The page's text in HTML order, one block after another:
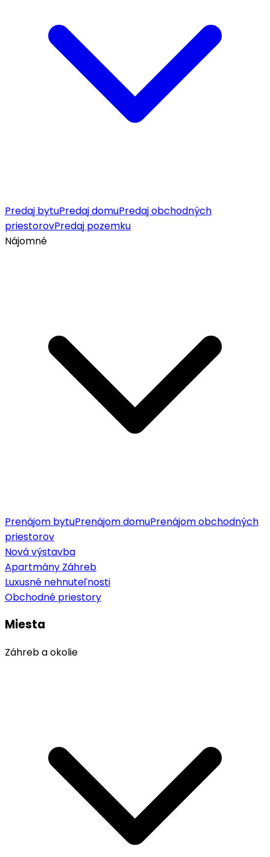
Predaj bytuPredaj domuPredaj obchodných
priestorovPredaj pozemku
Nájomné
Prenájom bytuPrenájom domuPrenájom obchodných
priestorov
Nová výstavba
Apartmány Záhreb
Luxusné nehnuteľnosti
Obchodné priestory
Miesta
Záhreb a okolie